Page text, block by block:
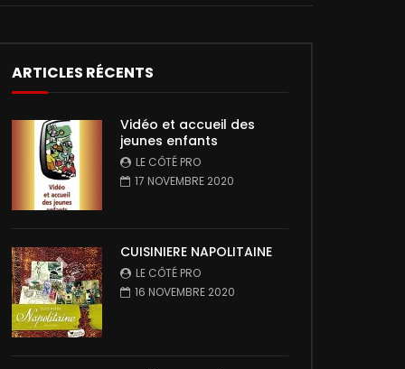
ARTICLES RÉCENTS
Vidéo et accueil des
jeunes enfants
LE CÔTÉ PRO
17 NOVEMBRE 2020
CUISINIERE NAPOLITAINE
LE CÔTÉ PRO
16 NOVEMBRE 2020